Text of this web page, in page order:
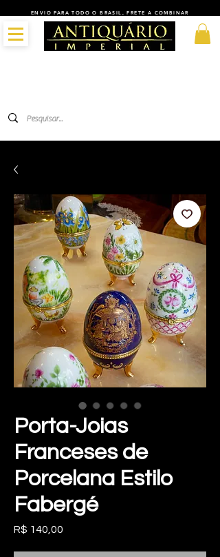
ENVIO PARA TODO O BRASIL, FRETE A COMBINAR
Porta-Joias
Franceses de
Porcelana Estilo
Fabergé
R$ 140,00